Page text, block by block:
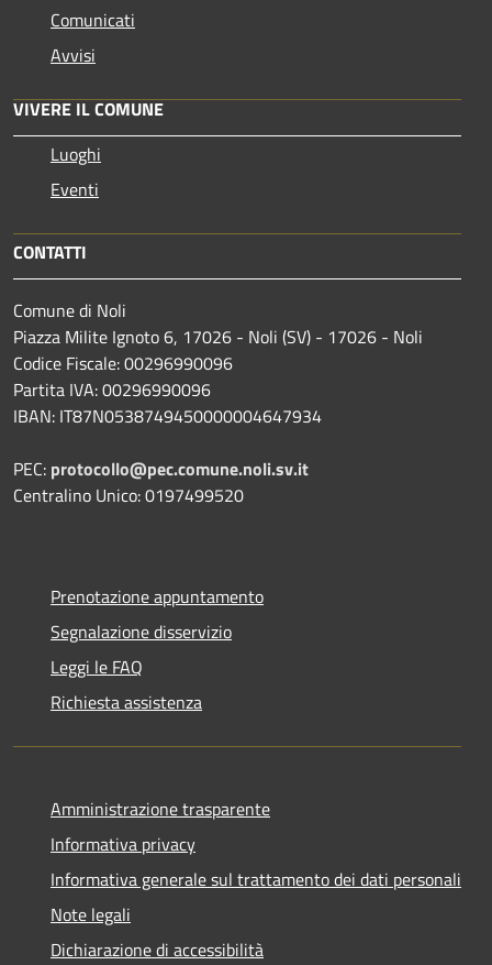
Comunicati
Avvisi
VIVERE IL COMUNE
Luoghi
Eventi
CONTATTI
Comune di Noli
Piazza Milite Ignoto 6, 17026 - Noli (SV) - 17026 - Noli
Codice Fiscale: 00296990096
Partita IVA: 00296990096
IBAN: IT87N0538749450000004647934
PEC: protocollo@pec.comune.noli.sv.it
Centralino Unico: 0197499520
Prenotazione appuntamento
Segnalazione disservizio
Leggi le FAQ
Richiesta assistenza
Amministrazione trasparente
Informativa privacy
Informativa generale sul trattamento dei dati personali
Note legali
Dichiarazione di accessibilità